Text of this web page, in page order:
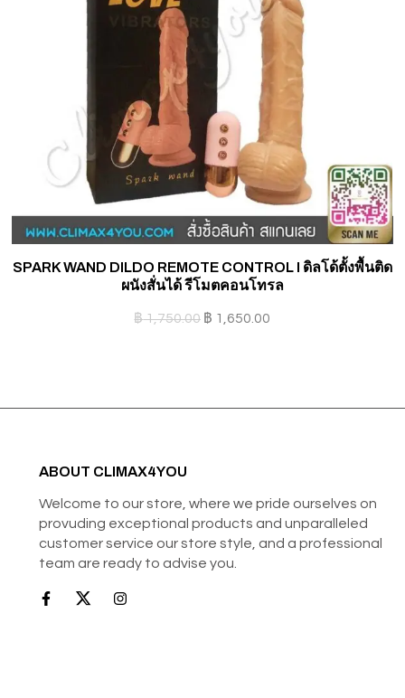
SPARK WAND DILDO REMOTE CONTROL I ดิลโด้ตั้งพื้นติด
ผนังสั่นได้ รีโมตคอนโทรล
฿1,750.00 ฿ 1,650.00
ABOUT CLIMAX4YOU
Welcome to our store, where we pride ourselves on
provuding exceptional products and unparalleled
customer service our store style, and a professional
team are ready to advise you.